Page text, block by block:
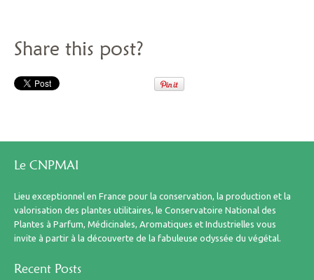
Share this post?
Le CNPMAI
Lieu exceptionnel en France pour la conservation, la production et la
valorisation des plantes utilitaires, le Conservatoire National des
Plantes à Parfum, Médicinales, Aromatiques et Industrielles vous
invite à partir à la découverte de la fabuleuse odyssée du végétal.
Recent Posts